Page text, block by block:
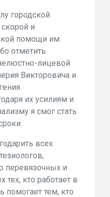
городской
и
помощи им.
отметить
лицевой
Викторовича и
их усилиям и
я смог стать
всех
перевязочных и
тех, кто работает в
помогает тем, кто